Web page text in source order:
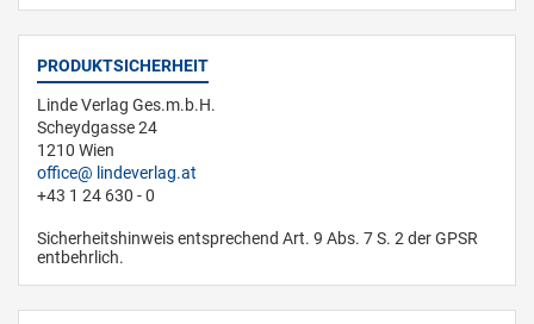
PRODUKTSICHERHEIT
Linde Verlag Ges.m.b.H.
Scheydgasse 24
1210 Wien
office
lindeverlag.at
+43 1 24 630 - 0
Sicherheitshinweis entsprechend Art. 9 Abs. 7 S. 2 der GPSR
entbehrlich.